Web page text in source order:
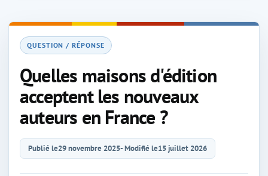
QUESTION / RÉPONSE
Quelles maisons d'édition
acceptent les nouveaux
auteurs en France ?
Publié le29 novembre 2025- Modifié le15 juillet 2026